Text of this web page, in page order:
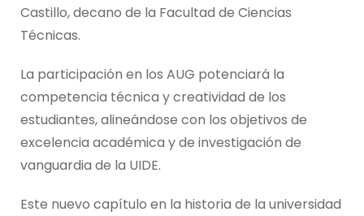
Castillo, decano de la Facultad de Ciencias
Técnicas.
La participación en los AUG potenciará la
competencia técnica y creatividad de los
estudiantes, alineándose con los objetivos de
excelencia académica y de investigación de
vanguardia de la UIDE.
Este nuevo capítulo en la historia de la universidad